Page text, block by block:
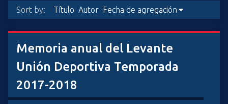
Sort by: Título Autor Fecha de agregación
Memoria anual del Levante
Unión Deportiva Temporada
2017-2018